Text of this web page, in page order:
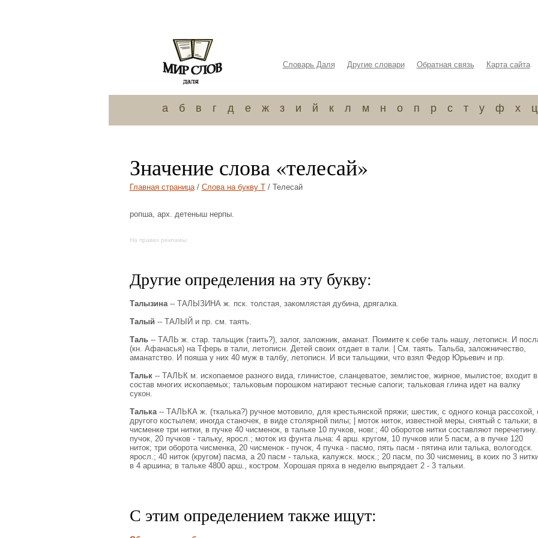
Словарь Даля Другие словари Обратная связь Карта сайта
а б в г д е ж з и й к л м н о п р с т у ф х ц
Значение слова «телесай»
Главная страница/ Слова на букву Т/ Телесай
ропша, арх. детеныш нерпы.
На правах рекламы:
Другие определения на эту букву:
Талызина-- ТАЛЫЗИНА ж. пск. толстая, закомлястая дубина, дрягалка.
Талый -- ТАЛЫЙ и пр. см. таять.
Таль-- ТАЛЬ ж. стар. тальщик (таить?), залог, заложник, аманат. Поимите к себе таль нашу, летописн. И
(кн. Афанасья) на Тферь в тали, летописн. Детей своих отдает в тали. | См. таять. Тальба, заложничество,
аманатство. И пояша у них 40 муж в талбу, летописн. И вси тальщики, что взял Федор Юрьевич и пр.
Тальк-- ТАЛЬК м. ископаемое разного вида, глинистое, сланцеватое, землистое, жирное, мылистое; входит в
состав многих ископаемых; тальковым порошком натирают тесные сапоги; тальковая глина идет на валку
сукон.
Талька-- ТАЛЬКА ж. (ткалька?) ручное мотовило, для крестьянской пряжи; шестик, с одного конца рассохой,
другого костылем; иногда станочек, в виде столярной пилы; | моток ниток, известной меры, снятый с тальки; в
чисменке три нитки, в пучке 40 чисменок, в тальке 10 пучков, новг.; 40 оборотов нитки составляют перечетину.
пучок, 20 пучков - тальку, яросл.; моток из фунта льна: 4 арш. кругом, 10 пучков или 5 пасм, а в пучке 120
ниток; три оборота чисменка, 20 чисменок - пучок, 4 пучка - пасмо, пять пасм - пятина или талька, вологодск.
яросл.; 40 ниток (кругом) пасма, а 20 пасм - талька, калужск. моск.; 20 пасм, по 30 чисмениц, в коих по 3
в 4 аршина; в тальке 4800 арш., костром. Хорошая пряха в неделю выпрядает 2 - 3 тальки.
С этим определением также ищут: